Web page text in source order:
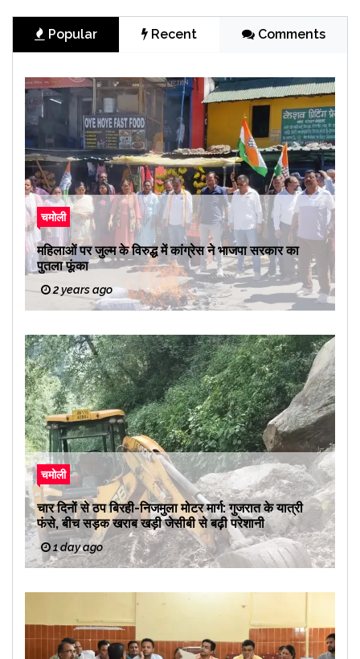
Popular Recent Comments
चमोली
महिलाओं पर जुल्म के विरुद्ध में कांग्रेस ने भाजपा सरकार का
पुतला फूंका
2 years ago
चमोली
चार दिनों से ठप बिरही-निजमुला मोटर मार्ग: गुजरात के यात्री
फंसे, बीच सड़क खराब खड़ी जेसीबी से बढ़ी परेशानी
1 day ago